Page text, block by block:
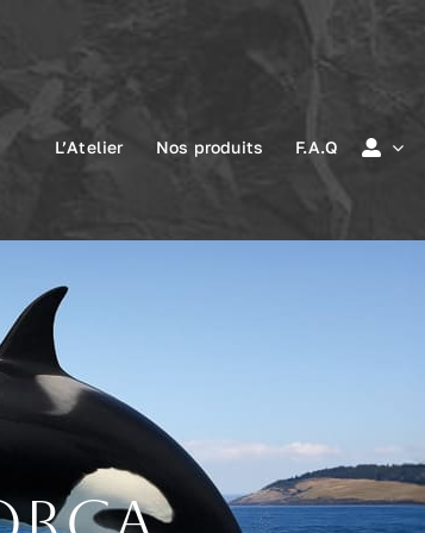
L’Atelier Nos produits F.A.Q